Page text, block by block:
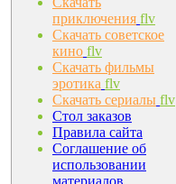
приключения flv
Скачать советское
кино flv
Скачать фильмы
эротика flv
Скачать сериалы flv
Стол заказов
Правила сайта
Соглашение об
использовании
материалов